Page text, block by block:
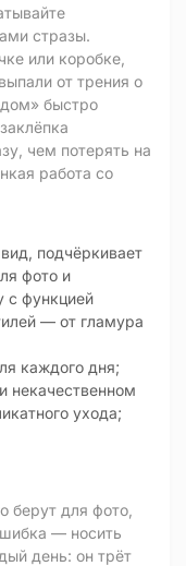
стразы.
или коробке,
от трения о
быстро
чем потерять на
работа со
подчёркивает
фото и
с функцией
— от гламура
каждого дня;
некачественном
ухода;
берут для фото,
— носить
день: он трёт